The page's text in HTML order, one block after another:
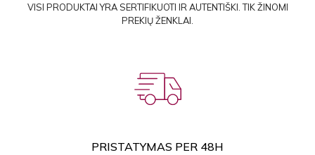
VISI PRODUKTAI YRA SERTIFIKUOTI IR AUTENTIŠKI. TIK ŽINOMI
PREKIŲ ŽENKLAI.
PRISTATYMAS PER 48H